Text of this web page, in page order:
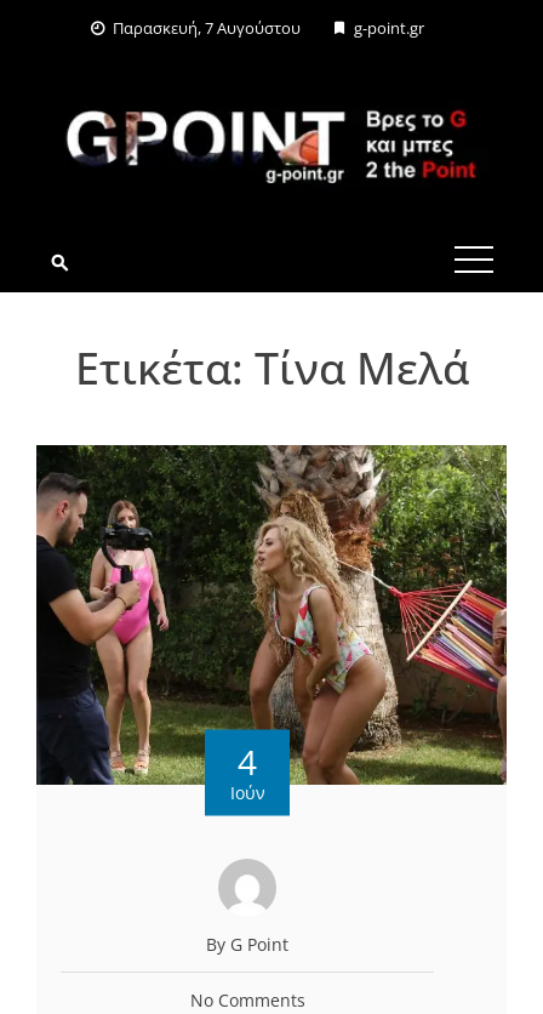
Παρασκευή, 7 Αυγούστου g-point.gr
G-POINT.GR
Ετικέτα: Τίνα Μελά
4
Ιούν
By G Point
No Comments